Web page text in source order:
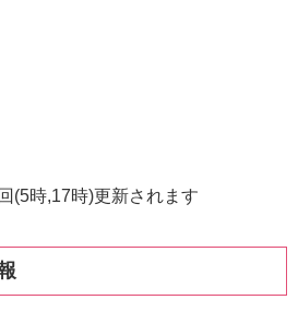
(5時,17時)更新されます